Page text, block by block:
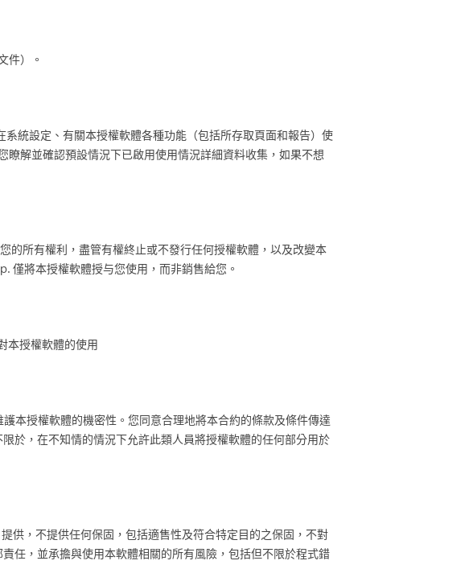
件）。
統設定、有關本授權軟體各種功能（包括所存取頁面和報告）使
解並確認預設情況下已啟用使用情況詳細資料收集，如果不想
的所有權利，盡管有權終止或不發行任何授權軟體，以及改變本
僅將本授權軟體授与您使用，而非銷售給您。
本授權軟體的使用
本授權軟體的機密性。您同意合理地將本合約的條款及條件傳達
於，在不知情的情況下允許此類人員將授權軟體的任何部分用於
供，不提供任何保固，包括適售性及符合特定目的之保固，不對
任，並承擔與使用本軟體相關的所有風險，包括但不限於程式錯